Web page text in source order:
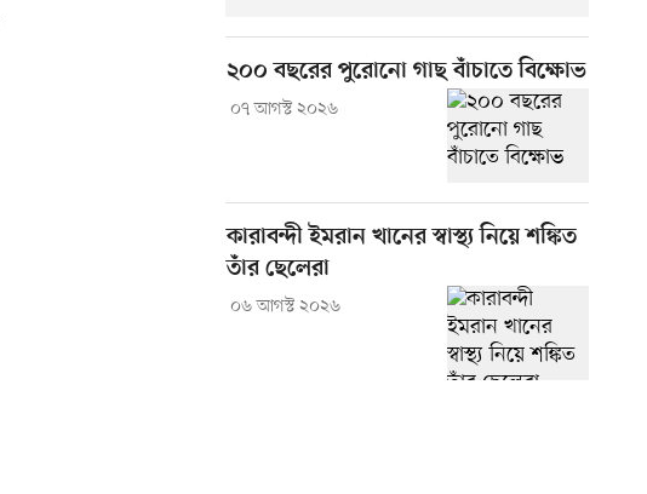
২০০ বছরের পুরোনো গাছ বাঁচাতে বিক্ষোভ
০৭ আগস্ট ২০২৬
কারাবন্দী ইমরান খানের স্বাস্থ্য নিয়ে শঙ্কিত
তাঁর ছেলেরা
০৬ আগস্ট ২০২৬